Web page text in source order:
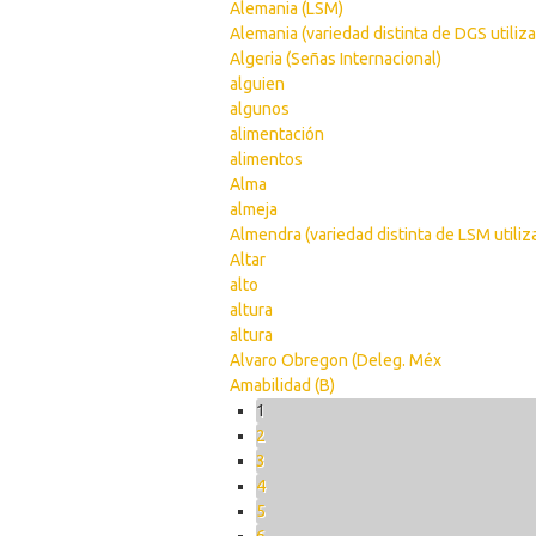
Alemania (LSM)
Alemania (variedad distinta de DGS
Algeria (Señas Internacional)
alguien
algunos
alimentación
alimentos
Alma
almeja
Almendra (variedad distinta de LSM
Altar
alto
altura
altura
Alvaro Obregon (Deleg. Méx
Amabilidad (B)
Pages
1
2
3
4
5